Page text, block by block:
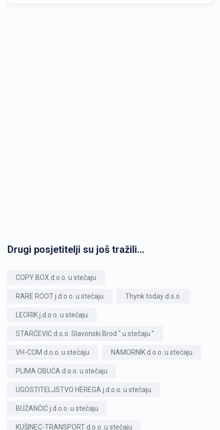
Drugi posjetitelji su još tražili...
COPY BOX d.o.o. u stečaju
RARE ROOT j.d.o.o. u stečaju Thynk today d.o.o.
LEORIK j.d.o.o. u stečaju
STARČEVIĆ d.o.o. Slavonski Brod " u stečaju "
VH-COM d.o.o. u stečaju NAMORNIK d.o.o. u stečaju
PLIMA OBUĆA d.o.o. u stečaju
UGOSTITELJSTVO HEREGA j.d.o.o. u stečaju
BUŽANČIĆ j.d.o.o. u stečaju
KUŠINEC-TRANSPORT d.o.o. u stečaju